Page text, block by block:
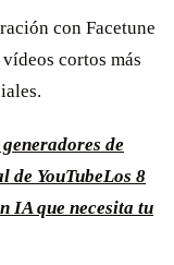
con Facetune
cortos más
de
de YouTubeLos 8
IA que necesita tu